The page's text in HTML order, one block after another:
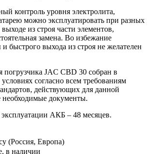
контроль уровня электролита,
можно эксплуатировать при разных
из строя части элементов,
замена. Во избежание
быстрого выхода из строя не желателен
погрузчика JAC CBD 30 собран в
согласно всем требованиям
действующих для данной
необходимые документы.
АКБ – 48 месяцев.
(Россия, Европа)
в наличии